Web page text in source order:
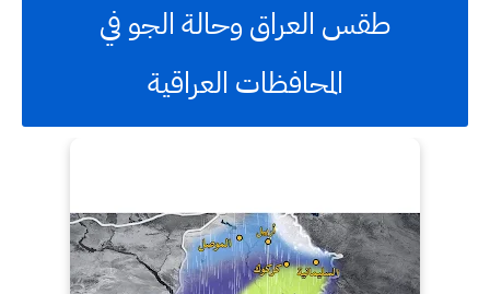
طقس العراق وحالة الجو في
المحافظات العراقية